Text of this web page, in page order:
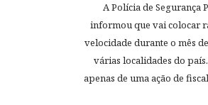
A Polícia de Segurança
informou que vai colocar
velocidade durante o mês
várias localidades do
apenas de uma ação de